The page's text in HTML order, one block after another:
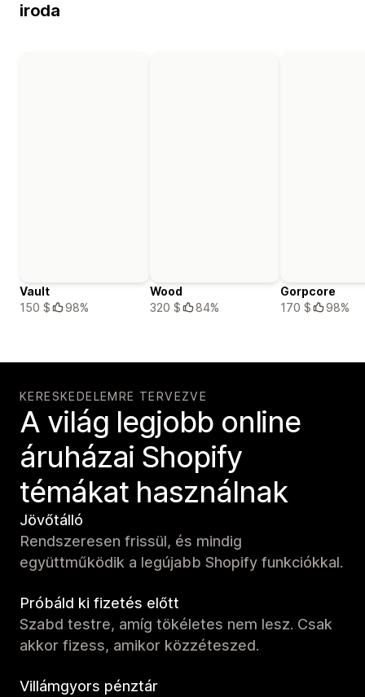
iroda
Vault
150 $
98%
Wood
320 $
84%
Gorpcore
170 $
98%
KERESKEDELEMRE TERVEZVE
A világ legjobb online
áruházai Shopify
témákat használnak
Jövőtálló
Rendszeresen frissül, és mindig
együttműködik a legújabb Shopify funkciókkal.
Próbáld ki fizetés előtt
Szabd testre, amíg tökéletes nem lesz. Csak
akkor fizess, amikor közzéteszed.
Villámgyors pénztár